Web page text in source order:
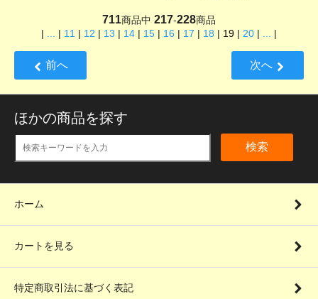
711商品中 217-228商品
| ... | 11 | 12 | 13 | 14 | 15 | 16 | 17 | 18 | 19 | 20 | ... |
前へ 次へ
ほかの商品を探す
検索
ホーム
カートを見る
特定商取引法に基づく表記